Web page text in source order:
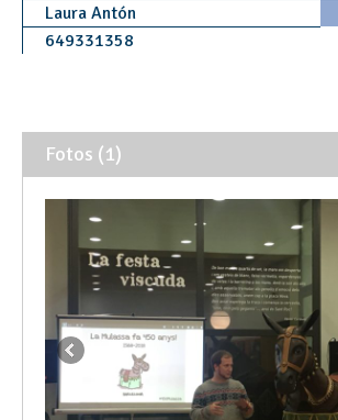
Laura Antón
649331358
Fotos (1)